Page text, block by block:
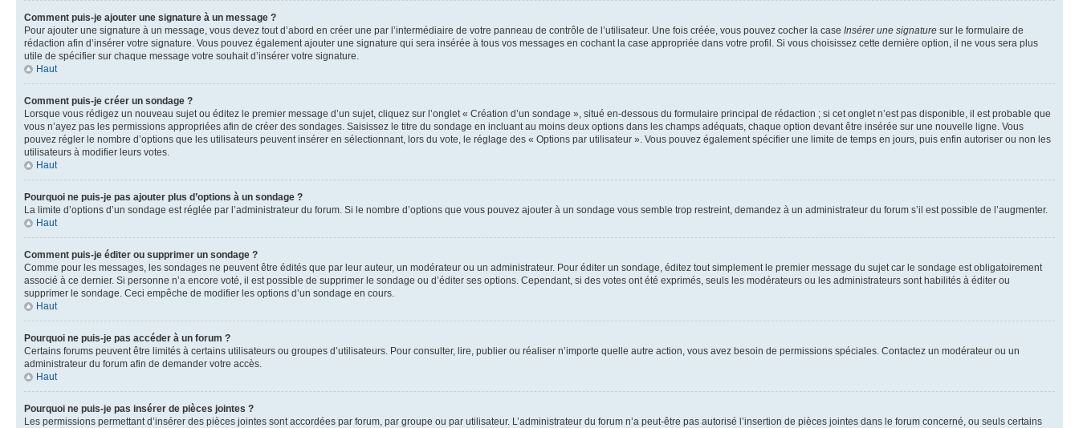
Comment puis-je ajouter une signature à un message ?
Pour ajouter une signature à un message, vous devez tout d’abord en créer une par l’intermédiaire de votre panneau de contrôle de l’utilisateur. Une fois créée, vous pouvez cocher la case Insérer une signature sur le formulaire de
rédaction afin d’insérer votre signature. Vous pouvez également ajouter une signature qui sera insérée à tous vos messages en cochant la case appropriée dans votre profil. Si vous choisissez cette dernière option, il ne vous sera plus
utile de spécifier sur chaque message votre souhait d’insérer votre signature.
Haut
Comment puis-je créer un sondage ?
Lorsque vous rédigez un nouveau sujet ou éditez le premier message d’un sujet, cliquez sur l’onglet « Création d’un sondage », situé en-dessous du formulaire principal de rédaction ; si cet onglet n’est pas disponible, il est probable que
vous n’ayez pas les permissions appropriées afin de créer des sondages. Saisissez le titre du sondage en incluant au moins deux options dans les champs adéquats, chaque option devant être insérée sur une nouvelle ligne. Vous
pouvez régler le nombre d’options que les utilisateurs peuvent insérer en sélectionnant, lors du vote, le réglage des « Options par utilisateur ». Vous pouvez également spécifier une limite de temps en jours, puis enfin autoriser ou non les
utilisateurs à modifier leurs votes.
Haut
Pourquoi ne puis-je pas ajouter plus d’options à un sondage ?
La limite d’options d’un sondage est réglée par l’administrateur du forum. Si le nombre d’options que vous pouvez ajouter à un sondage vous semble trop restreint, demandez à un administrateur du forum s’il est possible de l’augmenter.
Haut
Comment puis-je éditer ou supprimer un sondage ?
Comme pour les messages, les sondages ne peuvent être édités que par leur auteur, un modérateur ou un administrateur. Pour éditer un sondage, éditez tout simplement le premier message du sujet car le sondage est obligatoirement
associé à ce dernier. Si personne n’a encore voté, il est possible de supprimer le sondage ou d’éditer ses options. Cependant, si des votes ont été exprimés, seuls les modérateurs ou les administrateurs sont habilités à éditer ou
supprimer le sondage. Ceci empêche de modifier les options d’un sondage en cours.
Haut
Pourquoi ne puis-je pas accéder à un forum ?
Certains forums peuvent être limités à certains utilisateurs ou groupes d’utilisateurs. Pour consulter, lire, publier ou réaliser n’importe quelle autre action, vous avez besoin de permissions spéciales. Contactez un modérateur ou un
administrateur du forum afin de demander votre accès.
Haut
Pourquoi ne puis-je pas insérer de pièces jointes ?
Les permissions permettant d’insérer des pièces jointes sont accordées par forum, par groupe ou par utilisateur. L’administrateur du forum n’a peut-être pas autorisé l’insertion de pièces jointes dans le forum concerné, ou seuls certains